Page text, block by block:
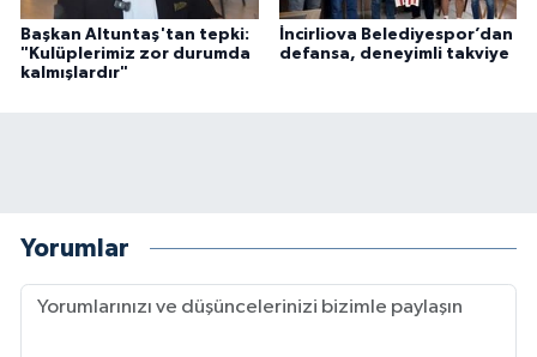
Başkan Altuntaş'tan tepki:
"Kulüplerimiz zor durumda
kalmışlardır"
İncirliova Belediyespor’dan
defansa, deneyimli takviye
Yorumlar